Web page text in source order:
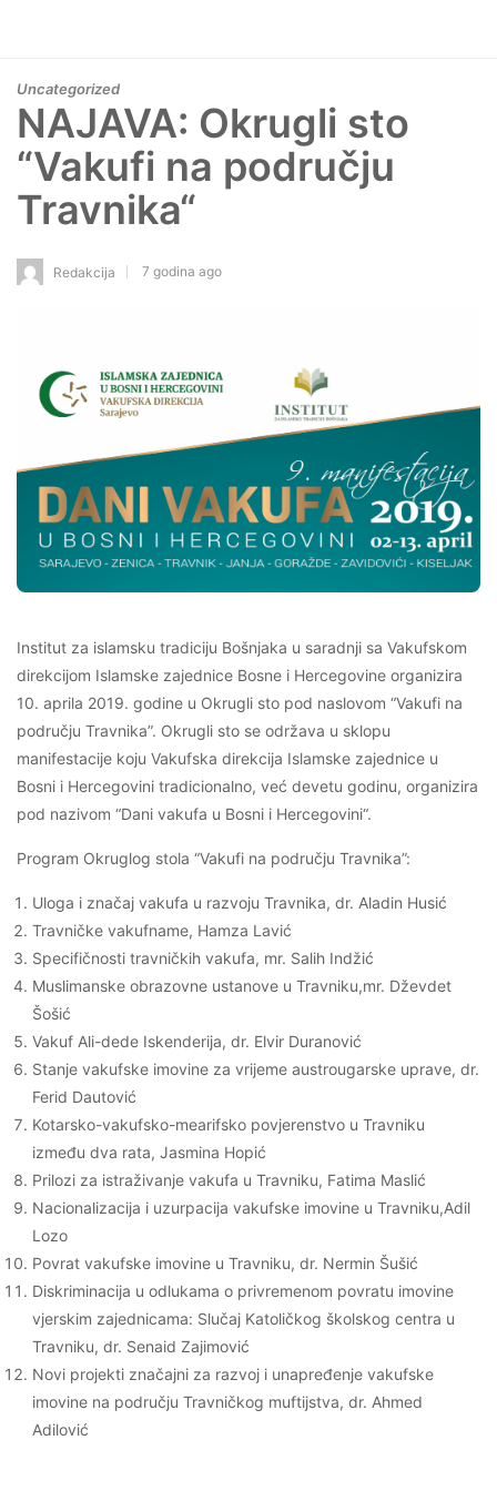
Uncategorized
NAJAVA: Okrugli sto
“Vakufi na području
Travnika“
Redakcija 7 godina ago
Institut za islamsku tradiciju Bošnjaka u saradnji sa Vakufskom
direkcijom Islamske zajednice Bosne i Hercegovine organizira
10. aprila 2019. godine u Okrugli sto pod naslovom “Vakufi na
području Travnika”. Okrugli sto se održava u sklopu
manifestacije koju Vakufska direkcija Islamske zajednice u
Bosni i Hercegovini tradicionalno, već devetu godinu, organizira
pod nazivom “Dani vakufa u Bosni i Hercegovini“.
Program Okruglog stola “Vakufi na području Travnika”:
Uloga i značaj vakufa u razvoju Travnika, dr. Aladin Husić
Travničke vakufname, Hamza Lavić
Specifičnosti travničkih vakufa, mr. Salih Indžić
Muslimanske obrazovne ustanove u Travniku,mr. Dževdet
Šošić
Vakuf Ali-dede Iskenderija, dr. Elvir Duranović
Stanje vakufske imovine za vrijeme austrougarske uprave, dr.
Ferid Dautović
Kotarsko-vakufsko-mearifsko povjerenstvo u Travniku
između dva rata, Jasmina Hopić
Prilozi za istraživanje vakufa u Travniku, Fatima Maslić
Nacionalizacija i uzurpacija vakufske imovine u Travniku,Adil
Lozo
Povrat vakufske imovine u Travniku, dr. Nermin Šušić
Diskriminacija u odlukama o privremenom povratu imovine
vjerskim zajednicama: Slučaj Katoličkog školskog centra u
Travniku, dr. Senaid Zajimović
Novi projekti značajni za razvoj i unapređenje vakufske
imovine na području Travničkog muftijstva, dr. Ahmed
Adilović